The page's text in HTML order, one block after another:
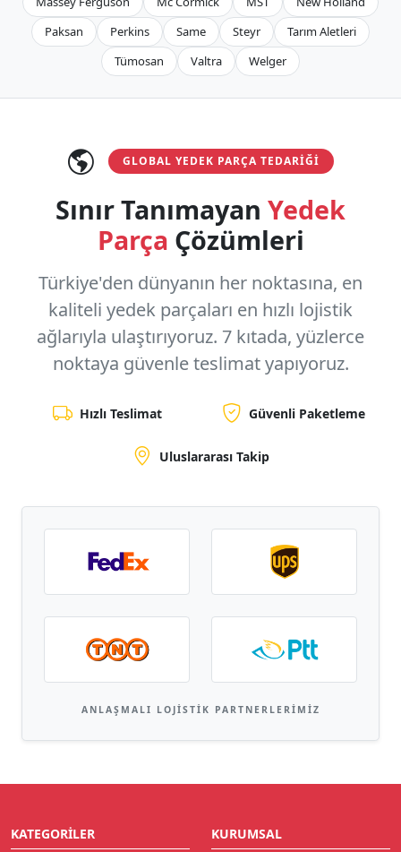
Paksan
Perkins Same Steyr
Tarım Aletleri
Tümosan
Valtra Welger
GLOBAL YEDEK PARÇA TEDARIĞI
Sınır Tanımayan Yedek
Parça Çözümleri
Türkiye'den dünyanın her noktasına, en
kaliteli yedek parçaları en hızlı lojistik
ağlarıyla ulaştırıyoruz. 7 kıtada, yüzlerce
noktaya güvenle teslimat yapıyoruz.
Hızlı Teslimat Güvenli Paketleme
Uluslararası Takip
ANLAŞMALI LOJISTIK PARTNERLERIMIZ
KATEGORILER KURUMSAL